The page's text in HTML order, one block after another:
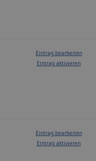
Eintrag bearbeiten
Eintrag aktivieren
Eintrag bearbeiten
Eintrag aktivieren